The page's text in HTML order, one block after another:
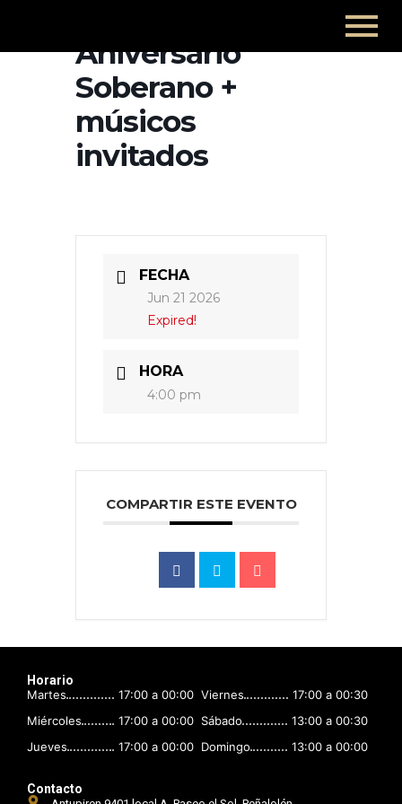
Aniversario
Soberano +
músicos
invitados
FECHA
Jun 21 2026
Expired!
HORA
4:00 pm
COMPARTIR ESTE EVENTO
Horario
Martes
17:00 a 00:00
Miércoles
17:00 a 00:00
Jueves
17:00 a 00:00
Viernes
17:00 a 00:30
Sábado
13:00 a 00:30
Domingo
13:00 a 00:00
Contacto